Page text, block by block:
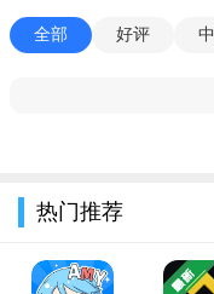
模式。
左右滑动翻页，长按唤出
小编推荐同类软件
全部 好评
热门推荐